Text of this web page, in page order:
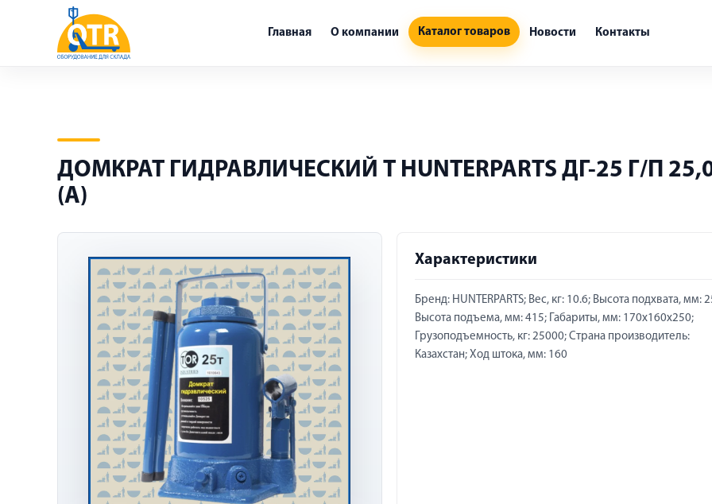
Главная О компании Каталог товаров Новости Контакты
ДОМКРАТ ГИДРАВЛИЧЕСКИЙ T HUNTERPARTS ДГ-25 Г/П
(A)
Характеристики
Бренд: HUNTERPARTS; Вес, кг: 10.6; Высота подхвата, мм:
Высота подъема, мм: 415; Габариты, мм: 170х160х250;
Грузоподъемность, кг: 25000; Страна производитель:
Казахстан; Ход штока, мм: 160